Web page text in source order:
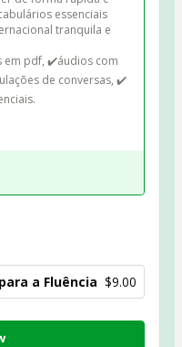
essenciais
tranquila e
em pdf, ✔️⁠áudios com
de conversas, ✔️
a Fluência $9.00